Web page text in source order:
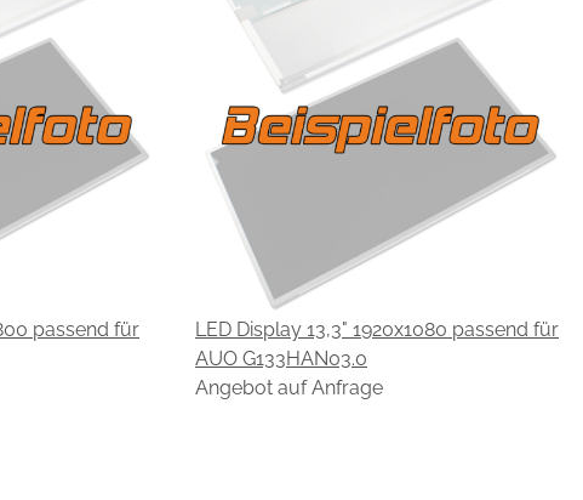
passend für
LED Display 13,3" 1920x1080 passend für
AUO G133HAN03.0
Angebot auf Anfrage